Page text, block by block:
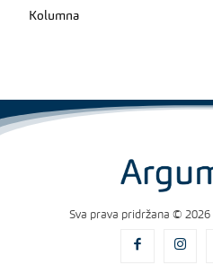
Kolumna
Sva prava pridržana © 2026